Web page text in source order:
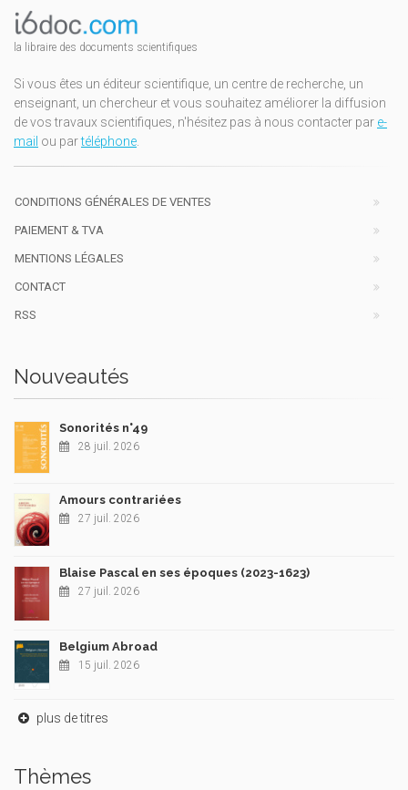
la libraire des documents scientifiques
Si vous êtes un éditeur scientifique, un centre de recherche, un
enseignant, un chercheur et vous souhaitez améliorer la diffusion
de vos travaux scientifiques, n'hésitez pas à nous contacter par e-
mail ou partéléphone.
CONDITIONS GÉNÉRALES DE VENTES
PAIEMENT & TVA
MENTIONS LÉGALES
CONTACT
RSS
Nouveautés
Sonorités n°49
28 juil. 2026
Amours contrariées
27 juil. 2026
Blaise Pascal en ses époques (2023-1623)
27 juil. 2026
Belgium Abroad
15 juil. 2026
plus de titres
Thèmes